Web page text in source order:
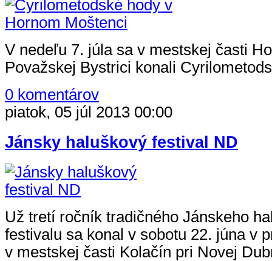
V nedeľu 7. júla sa v mestskej časti
Považskej Bystrici konali
0 komentárov
piatok, 05 júl 2013 00:00
Jánsky haluškový festival ND
Už tretí ročník tradičného Jánskeho
festivalu sa konal v sobotu 22. júna v
v mestskej časti Kolačín pri Novej